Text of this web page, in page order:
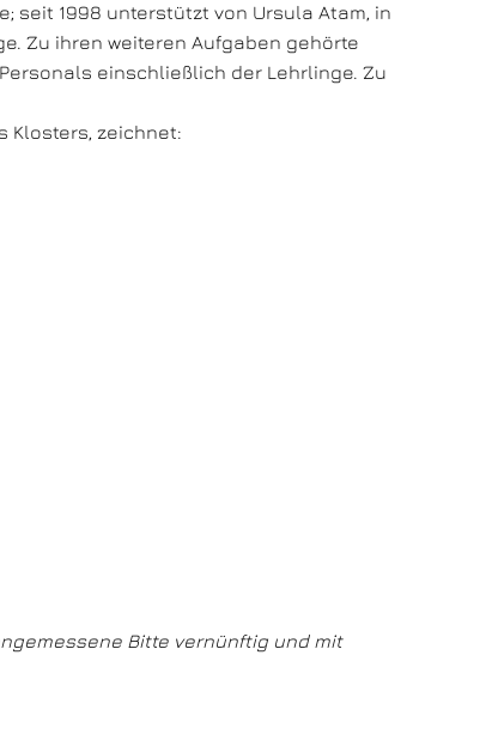
seit 1998 unterstützt von Ursula Atam, in
Zu ihren weiteren Aufgaben gehörte
einschließlich der Lehrlinge. Zu
Klosters, zeichnet:
Bitte vernünftig und mit